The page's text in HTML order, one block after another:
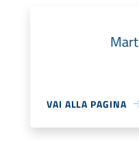
VAI ALLA PAGINA